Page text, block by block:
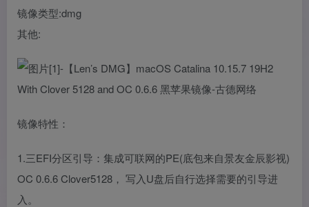
镜像类型:dmg
其他:
镜像特性：
1.三EFI分区引导：集成可联网的PE(底包来自景友金辰影视)
OC 0.6.6 Clover5128， 写入U盘后自行选择需要的引导进
入。